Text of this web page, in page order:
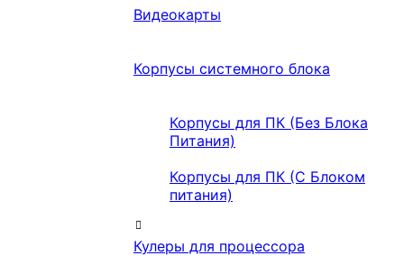
Видеокарты
Корпусы системного блока
Корпусы для ПК (Без Блока
Питания)
Корпусы для ПК (С Блоком
питания)
Кулеры для процессора